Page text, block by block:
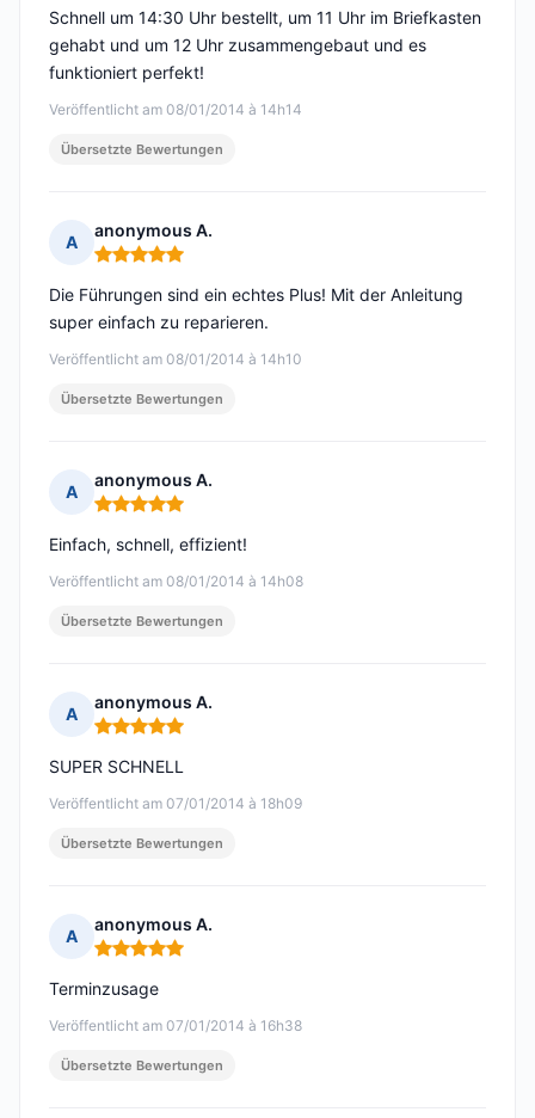
Veröffentlicht am 08/01/2014 à 14h14
Schnell um 14:30 Uhr bestellt, um 11 Uhr im Briefkasten
gehabt und um 12 Uhr zusammengebaut und es
funktioniert perfekt!
Übersetzte Bewertungen
A
anonymous A.
Hinweis: 5 von 5
Veröffentlicht am 08/01/2014 à 14h10
Die Führungen sind ein echtes Plus! Mit der Anleitung
super einfach zu reparieren.
Übersetzte Bewertungen
A
anonymous A.
Hinweis: 5 von 5
Veröffentlicht am 08/01/2014 à 14h08
Einfach, schnell, effizient!
Übersetzte Bewertungen
A
anonymous A.
Hinweis: 5 von 5
Veröffentlicht am 07/01/2014 à 18h09
SUPER SCHNELL
Übersetzte Bewertungen
A
anonymous A.
Hinweis: 5 von 5
Veröffentlicht am 07/01/2014 à 16h38
Terminzusage
Übersetzte Bewertungen